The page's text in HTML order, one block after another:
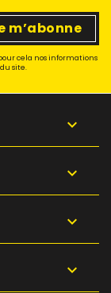
cela nos informations
site.



